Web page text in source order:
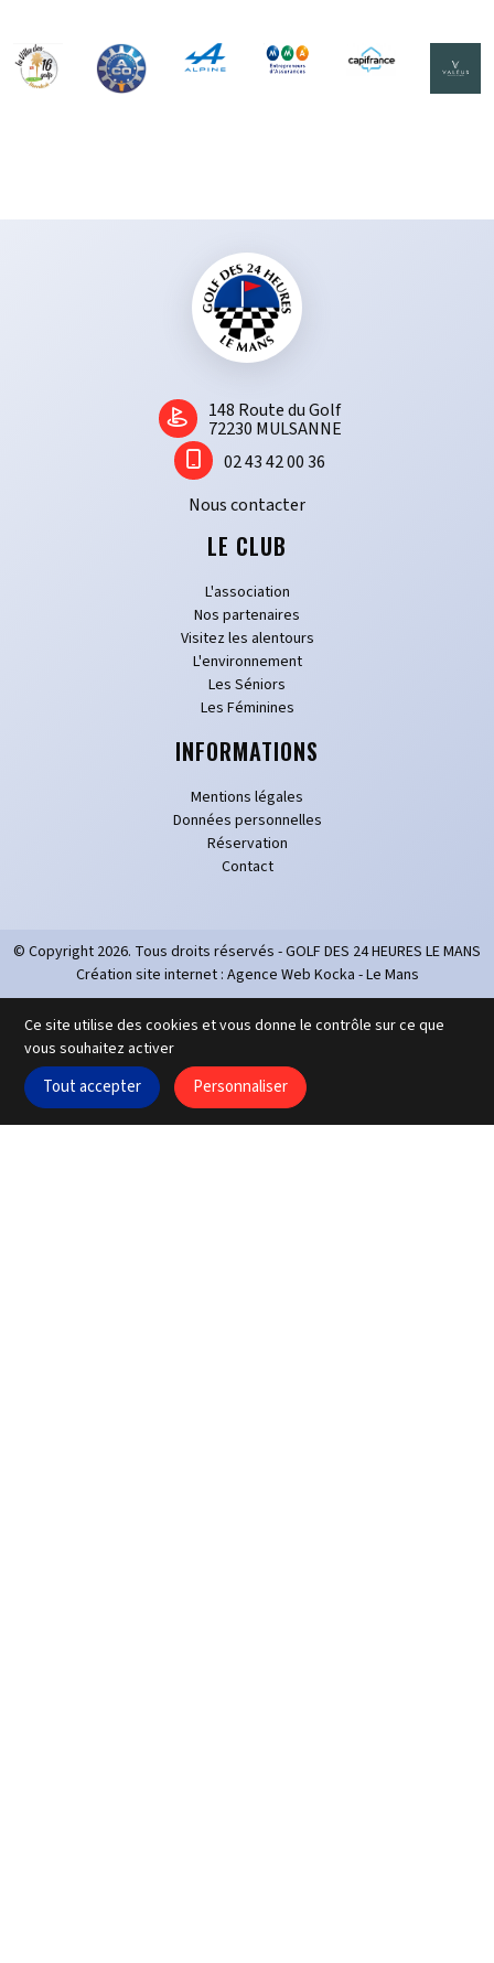
Aux côtés de la Fédération Française de Golf, le Golf des 24 Heures
applique, depuis 2014 les principes de la
charte Golf et
1​48 Route du Golf
72230 MULSANNE
02 43 42 00 36
Nous contacter
LE CLUB
L'association
Nos partenaires
Visitez les alentours
L'environnement
Les Séniors
Les Féminines
INFORMATIONS
Mentions légales
Données personnelles
Réservation
Contact
© Copyright 2026. Tous droits réservés - GOLF DES 24 HEURES LE MANS
Création site internet : Agence Web Kocka - Le Mans
Ce site utilise des cookies et vous donne le contrôle sur ce que
vous souhaitez activer
Tout accepter Personnaliser